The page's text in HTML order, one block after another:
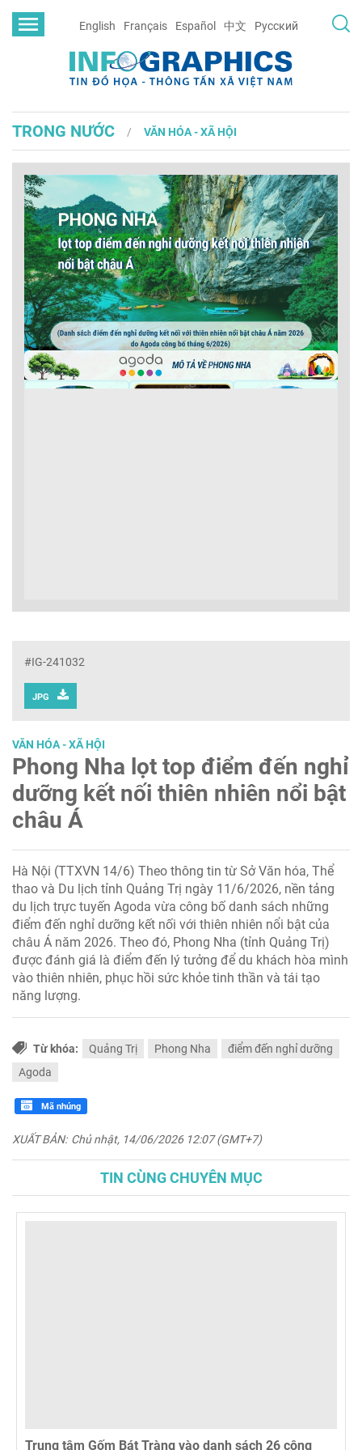
English Français Español 中文 Русский
TRONG NƯỚC VĂN HÓA - XÃ HỘI
#IG-241032
JPG
VĂN HÓA - XÃ HỘI
Phong Nha lọt top điểm đến nghỉ
dưỡng kết nối thiên nhiên nổi bật
châu Á
Hà Nội (TTXVN 14/6) Theo thông tin từ Sở Văn hóa, Thể
thao và Du lịch tỉnh Quảng Trị ngày 11/6/2026, nền tảng
du lịch trực tuyến Agoda vừa công bố danh sách những
điểm đến nghỉ dưỡng kết nối với thiên nhiên nổi bật của
châu Á năm 2026. Theo đó, Phong Nha (tỉnh Quảng Trị)
được đánh giá là điểm đến lý tưởng để du khách hòa mình
vào thiên nhiên, phục hồi sức khỏe tinh thần và tái tạo
năng lượng.
Từ khóa: Quảng Trị Phong Nha
điểm đến nghỉ dưỡng
Agoda
Mã nhúng
XUẤT BẢN: Chủ nhật, 14/06/2026 12:07 (GMT+7)
TIN CÙNG CHUYÊN MỤC
Trung tâm Gốm Bát Tràng vào danh sách 26 công